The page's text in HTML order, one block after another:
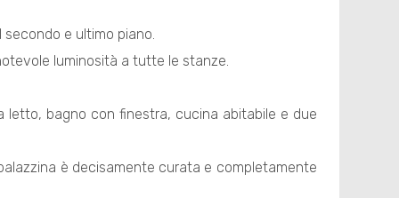
e ultimo piano.
luminosità a tutte le stanze.
bagno con finestra, cucina abitabile e due
è decisamente curata e completamente